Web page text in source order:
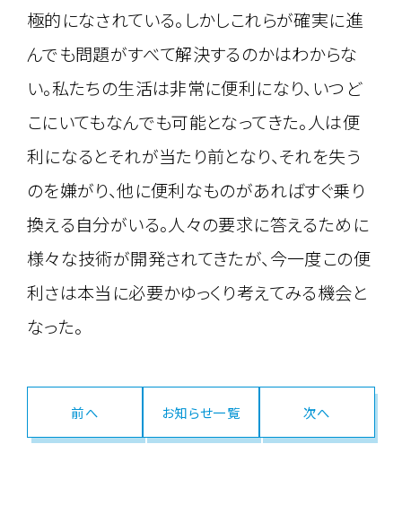
極的になされている。しかしこれらが確実に進
んでも問題がすべて解決するのかはわからな
い。私たちの生活は非常に便利になり、いつど
こにいてもなんでも可能となってきた。人は便
利になるとそれが当たり前となり、それを失う
のを嫌がり、他に便利なものがあればすぐ乗り
換える自分がいる。人々の要求に答えるために
様々な技術が開発されてきたが、今一度この便
利さは本当に必要かゆっくり考えてみる機会と
なった。
前へ お知らせ一覧 次へ